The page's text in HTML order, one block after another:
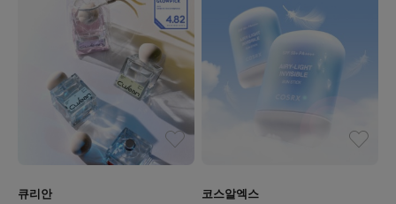
큐리안 코스알엑스